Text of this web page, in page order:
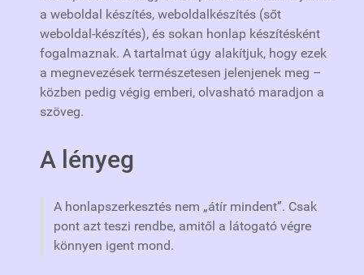
a weboldal készítés, weboldalkészítés (sőt
weboldal-készítés), és sokan honlap készítésként
fogalmaznak. A tartalmat úgy alakítjuk, hogy ezek
a megnevezések természetesen jelenjenek meg –
közben pedig végig emberi, olvasható maradjon a
szöveg.
A lényeg
A honlapszerkesztés nem „átír mindent”. Csak
pont azt teszi rendbe, amitől a látogató végre
könnyen igent mond.